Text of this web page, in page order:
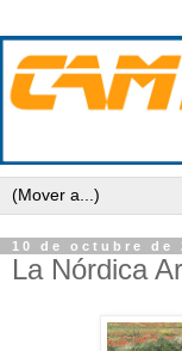
10 de octubre de
La Nórdica